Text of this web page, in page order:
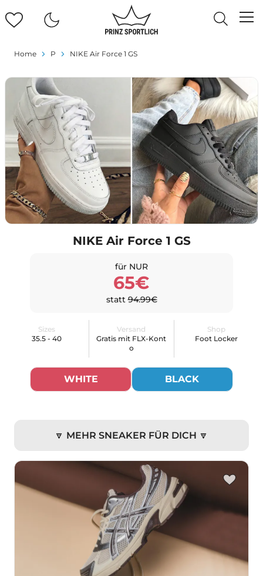
Home P NIKE Air Force 1 GS
NIKE Air Force 1 GS
für NUR
65€
statt94.99€
Sizes
35.5 - 40
Versand
Gratis mit FLX-Kont
o
Shop
Foot Locker
WHITE BLACK
🔽 MEHR SNEAKER FÜR DICH 🔽